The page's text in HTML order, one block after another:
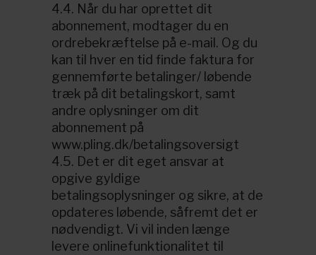
4.4. Når du har oprettet dit
abonnement, modtager du en
ordrebekræftelse på e-mail. Og du
kan til hver en tid finde faktura for
gennemførte betalinger/ løbende
træk på dit betalingskort, samt
andre oplysninger om dit
abonnement på
www.pling.dk/betalingsoversigt
4.5. Det er dit eget ansvar at
opgive gyldige
betalingsoplysninger og sikre, at de
opdateres løbende, såfremt det er
nødvendigt. Vi vil inden længe
levere onlinefunktionalitet til